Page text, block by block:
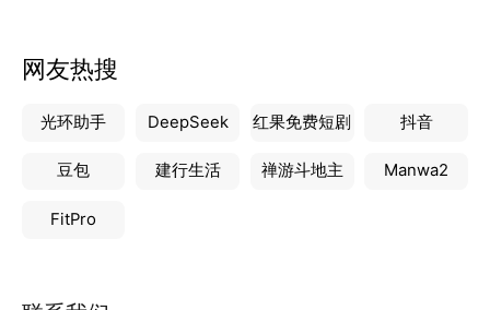
网友热搜
光环助手 DeepSeek 红果免费短剧 抖音
豆包 建行生活 禅游斗地主 Manwa2
FitPro